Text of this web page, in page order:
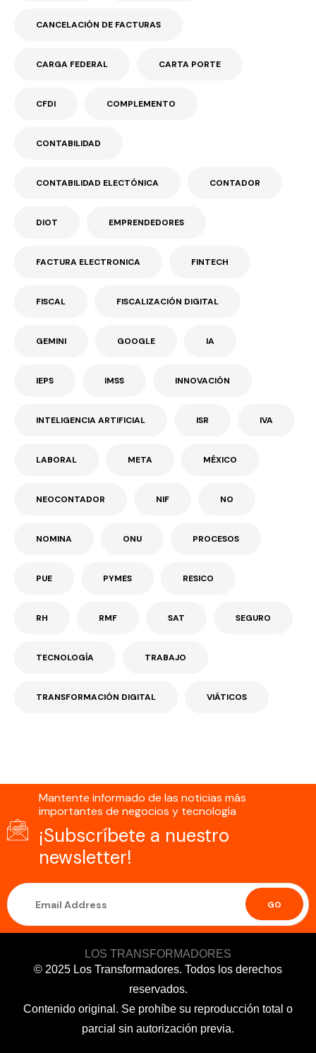
CANCELACIÓN DE FACTURAS
CARGA FEDERAL CARTA PORTE
CFDI COMPLEMENTO
CONTABILIDAD
CONTABILIDAD ELECTÓNICA CONTADOR
DIOT EMPRENDEDORES
FACTURA ELECTRONICA FINTECH
FISCAL FISCALIZACIÓN DIGITAL
GEMINI GOOGLE IA
IEPS IMSS INNOVACIÓN
INTELIGENCIA ARTIFICIAL ISR IVA
LABORAL META MÉXICO
NEOCONTADOR NIF NO
NOMINA ONU PROCESOS
PUE PYMES RESICO
RH RMF SAT SEGURO
TECNOLOGÍA TRABAJO
TRANSFORMACIÓN DIGITAL VIÁTICOS
Mantente informado de las noticias más
importantes de negocios y tecnología
¡Subscríbete a nuestro
newsletter!
GO
LOS TRANSFORMADORES
© 2025 Los Transformadores. Todos los derechos
reservados.
Contenido original. Se prohíbe su reproducción total o
parcial sin autorización previa.